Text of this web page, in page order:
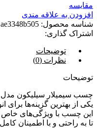
مقایسه
افزودن به علاقه مندی
شناسه محصول:
اشتراک گذاری:
توضیحات
نظرات (0)
توضیحات
یکی از بهترین گزینه‌ها
این چسب با ویژگی‌های خاص
تا به راحتی و با اطمینان